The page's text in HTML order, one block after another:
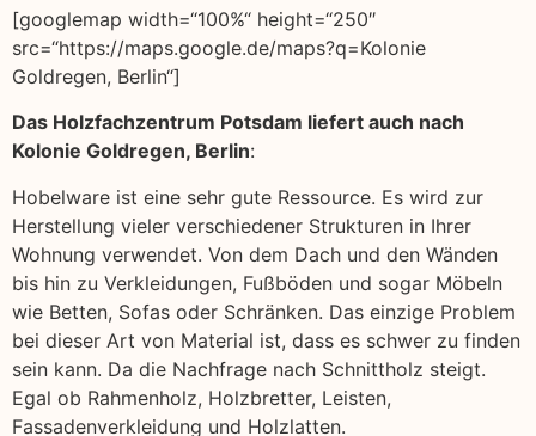
[googlemap width=“100%“ height=“250″
src=“https://maps.google.de/maps?q=Kolonie
Goldregen, Berlin“]
Das Holzfachzentrum Potsdam liefert auch nach
Kolonie Goldregen, Berlin:
Hobelware ist eine sehr gute Ressource. Es wird zur
Herstellung vieler verschiedener Strukturen in Ihrer
Wohnung verwendet. Von dem Dach und den Wänden
bis hin zu Verkleidungen, Fußböden und sogar Möbeln
wie Betten, Sofas oder Schränken. Das einzige Problem
bei dieser Art von Material ist, dass es schwer zu finden
sein kann. Da die Nachfrage nach Schnittholz steigt.
Egal ob Rahmenholz, Holzbretter, Leisten,
Fassadenverkleidung und Holzlatten.